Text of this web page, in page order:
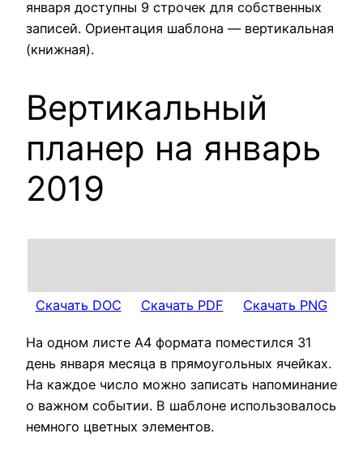
января доступны 9 строчек для собственных
записей. Ориентация шаблона — вертикальная
(книжная).
Вертикальный
планер на январь
2019
Скачать DOC Скачать PDF Скачать PNG
На одном листе А4 формата поместился 31
день января месяца в прямоугольных ячейках.
На каждое число можно записать напоминание
о важном событии. В шаблоне использовалось
немного цветных элементов.